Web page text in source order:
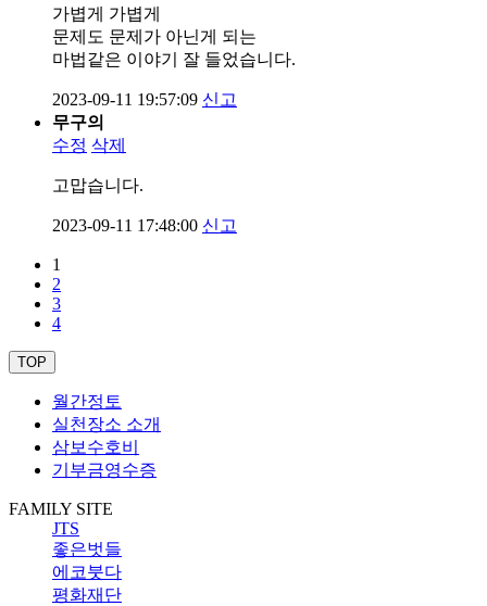
가볍게 가볍게
문제도 문제가 아닌게 되는
마법같은 이야기 잘 들었습니다.
2023-09-11 19:57:09 신고
무구의
수정 삭제
고맙습니다.
2023-09-11 17:48:00 신고
1
2
3
4
TOP
월간정토
실천장소 소개
삼보수호비
기부금영수증
FAMILY SITE
JTS
좋은벗들
에코붓다
평화재단